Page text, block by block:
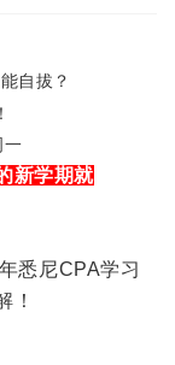
自拔？
一
新学期就